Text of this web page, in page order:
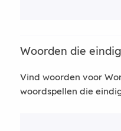
Woorden die
Vind woorden voor
woordspellen die